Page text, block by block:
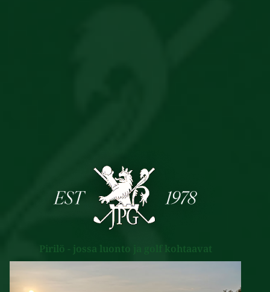
Pirilö - jossa luonto ja golf kohtaavat